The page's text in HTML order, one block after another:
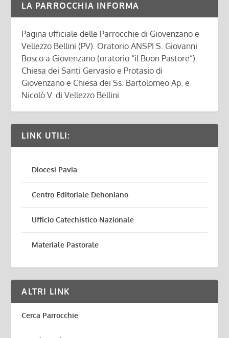
LA PARROCCHIA INFORMA
Pagina ufficiale delle Parrocchie di Giovenzano e
Vellezzo Bellini (PV). Oratorio ANSPI S. Giovanni
Bosco a Giovenzano (oratorio “il Buon Pastore”).
Chiesa dei Santi Gervasio e Protasio di
Giovenzano e Chiesa dei Ss. Bartolomeo Ap. e
Nicolò V. di Vellezzo Bellini.
LINK UTILI:
Diocesi Pavia
Centro Editoriale Dehoniano
Ufficio Catechistico Nazionale
Materiale Pastorale
ALTRI LINK
Cerca Parrocchie